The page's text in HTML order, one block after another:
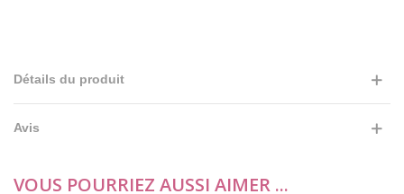
Détails du produit
Avis
VOUS POURRIEZ AUSSI AIMER ...